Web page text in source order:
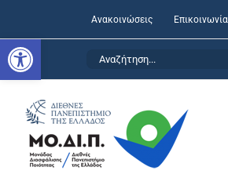
Ανοίξτε τη γραμμή εργαλείων
to
content
Ανακοινώσεις Επικοινωνία